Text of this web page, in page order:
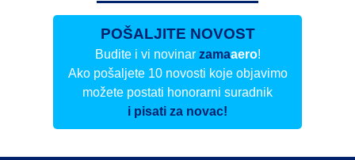
POŠALJITE NOVOST
Budite i vi novinar zamaaero!
Ako pošaljete 10 novosti koje objavimo
možete postati honorarni suradnik
i pisati za novac!